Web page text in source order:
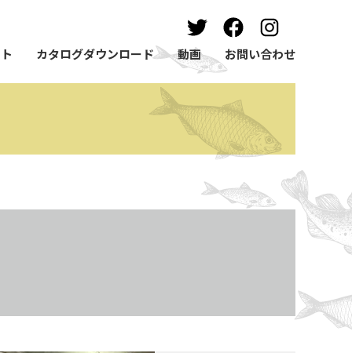
カタログダウンロード 動画 お問い合わせ